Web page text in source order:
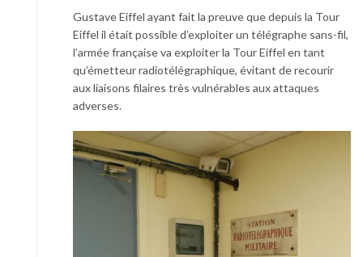
Gustave Eiffel ayant fait la preuve que depuis la Tour
Eiffel il était possible d’exploiter un télégraphe sans-fil,
l’armée française va exploiter la Tour Eiffel en tant
qu’émetteur radiotélégraphique, évitant de recourir
aux liaisons filaires très vulnérables aux attaques
adverses.